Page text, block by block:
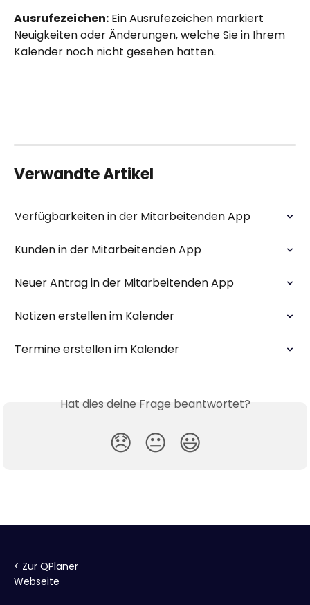
Ausrufezeichen: Ein Ausrufezeichen markiert
Neuigkeiten oder Änderungen, welche Sie in Ihrem
Kalender noch nicht gesehen hatten.
Verwandte Artikel
Verfügbarkeiten in der Mitarbeitenden App
Kunden in der Mitarbeitenden App
Neuer Antrag in der Mitarbeitenden App
Notizen erstellen im Kalender
Termine erstellen im Kalender
Hat dies deine Frage beantwortet?
😞 😐 😃
< Zur QPlaner
Webseite